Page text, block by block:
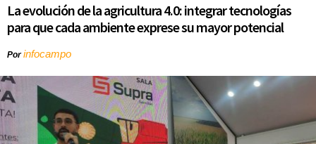
La evolución de la agricultura 4.0: integrar tecnologías
para que cada ambiente exprese su mayor potencial
Porinfocampo